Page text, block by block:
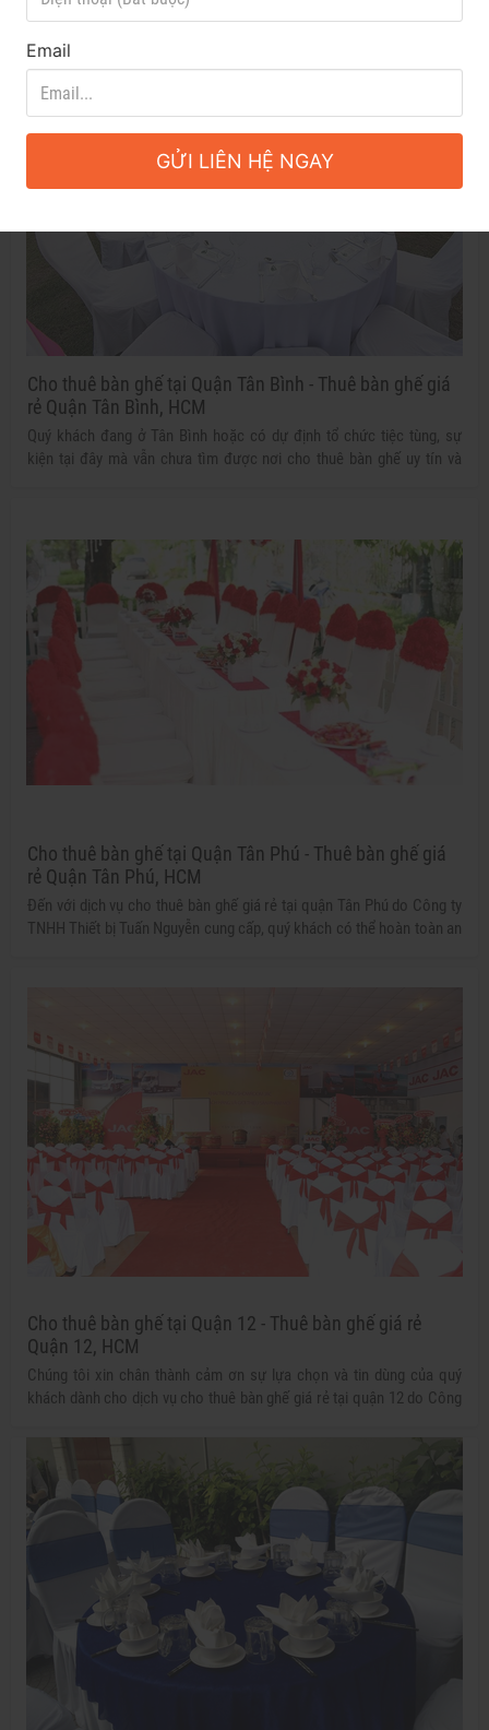
Cho thuê bàn ghế tại Quận Tân Bình - Thuê bàn ghế giá
rẻ Quận Tân Bình, HCM
Quý khách đang ở Tân Bình hoặc có dự định tổ chức tiệc tùng, sự
kiện tại đây mà vẫn chưa tìm được nơi cho thuê bàn ghế uy tín và
Cho thuê bàn ghế tại Quận Tân Phú - Thuê bàn ghế giá
rẻ Quận Tân Phú, HCM
Đến với dịch vụ cho thuê bàn ghế giá rẻ tại quận Tân Phú do Công ty
TNHH Thiết bị Tuấn Nguyễn cung cấp, quý khách có thể hoàn toàn an
Cho thuê bàn ghế tại Quận 12 - Thuê bàn ghế giá rẻ
Quận 12, HCM
Chúng tôi xin chân thành cảm ơn sự lựa chọn và tin dùng của quý
khách dành cho dịch vụ cho thuê bàn ghế giá rẻ tại quận 12 do Công
năm qua. Sự tin tưởng và hài lòng của quý khách luôn là động lực và
mục tiêu phấn đấu lâu dài của chúng tôi!
Email
GỬI LIÊN HỆ NGAY